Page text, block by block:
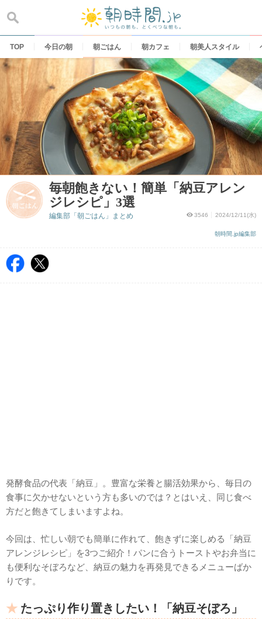
content
TOP 今日の朝 朝ごはん 朝カフェ 朝美人スタイル
毎朝飽きない！簡単「納豆アレン
ジレシピ」3選
3546 2024/12/11(水)
朝時間.jp編集部
編集部「朝ごはん」まとめ
発酵食品の代表「納豆」。豊富な栄養と腸活効果から、毎日の
食事に欠かせないという方も多いのでは？とはいえ、同じ食べ
方だと飽きてしまいますよね。
今回は、忙しい朝でも簡単に作れて、飽きずに楽しめる「納豆
アレンジレシピ」を3つご紹介！パンに合うトーストやお弁当に
も便利なそぼろなど、納豆の魅力を再発見できるメニューばか
りです。
たっぷり作り置きしたい！「納豆そぼろ」